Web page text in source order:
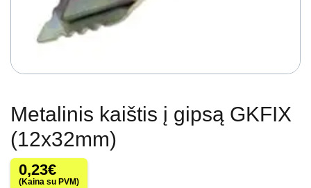
Metalinis kaištis į gipsą GKFIX
(12x32mm)
0,23€
(Kaina su PVM)